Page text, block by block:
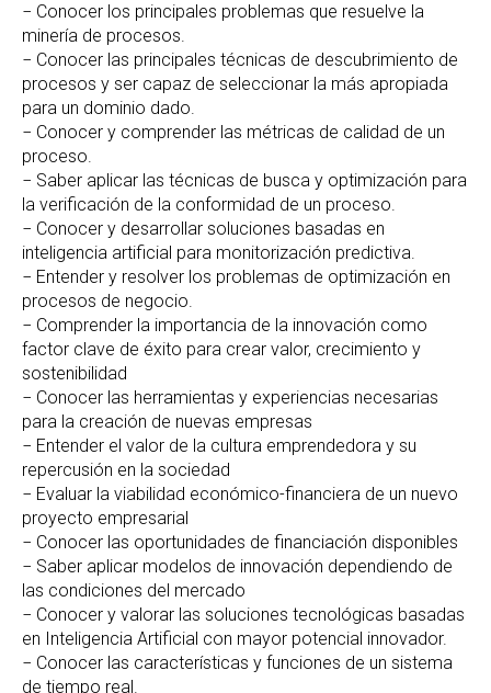
− Conocer los principales problemas que resuelve la
minería de procesos.
− Conocer las principales técnicas de descubrimiento de
procesos y ser capaz de seleccionar la más apropiada
para un dominio dado.
− Conocer y comprender las métricas de calidad de un
proceso.
− Saber aplicar las técnicas de busca y optimización para
la verificación de la conformidad de un proceso.
− Conocer y desarrollar soluciones basadas en
inteligencia artificial para monitorización predictiva.
− Entender y resolver los problemas de optimización en
procesos de negocio.
− Comprender la importancia de la innovación como
factor clave de éxito para crear valor, crecimiento y
sostenibilidad
− Conocer las herramientas y experiencias necesarias
para la creación de nuevas empresas
− Entender el valor de la cultura emprendedora y su
repercusión en la sociedad
− Evaluar la viabilidad económico-financiera de un nuevo
proyecto empresarial
− Conocer las oportunidades de financiación disponibles
− Saber aplicar modelos de innovación dependiendo de
las condiciones del mercado
− Conocer y valorar las soluciones tecnológicas basadas
en Inteligencia Artificial con mayor potencial innovador.
− Conocer las características y funciones de un sistema
de tiempo real.